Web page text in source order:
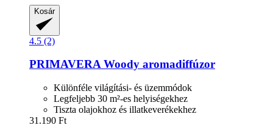
Kosár
4.5 (2)
PRIMAVERAWoody aromadiffúzor
Különféle világítási- és üzemmódok
Legfeljebb 30 m²-es helyiségekhez
Tiszta olajokhoz és illatkeverékekhez
31.190 Ft